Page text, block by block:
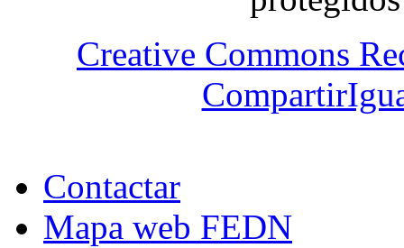
Creative Commons
Contactar
Mapa web FEDN